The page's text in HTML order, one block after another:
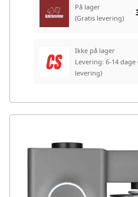
På lager
(Gratis levering)
Ikke på lager
Levering: 6-14 dage
levering)